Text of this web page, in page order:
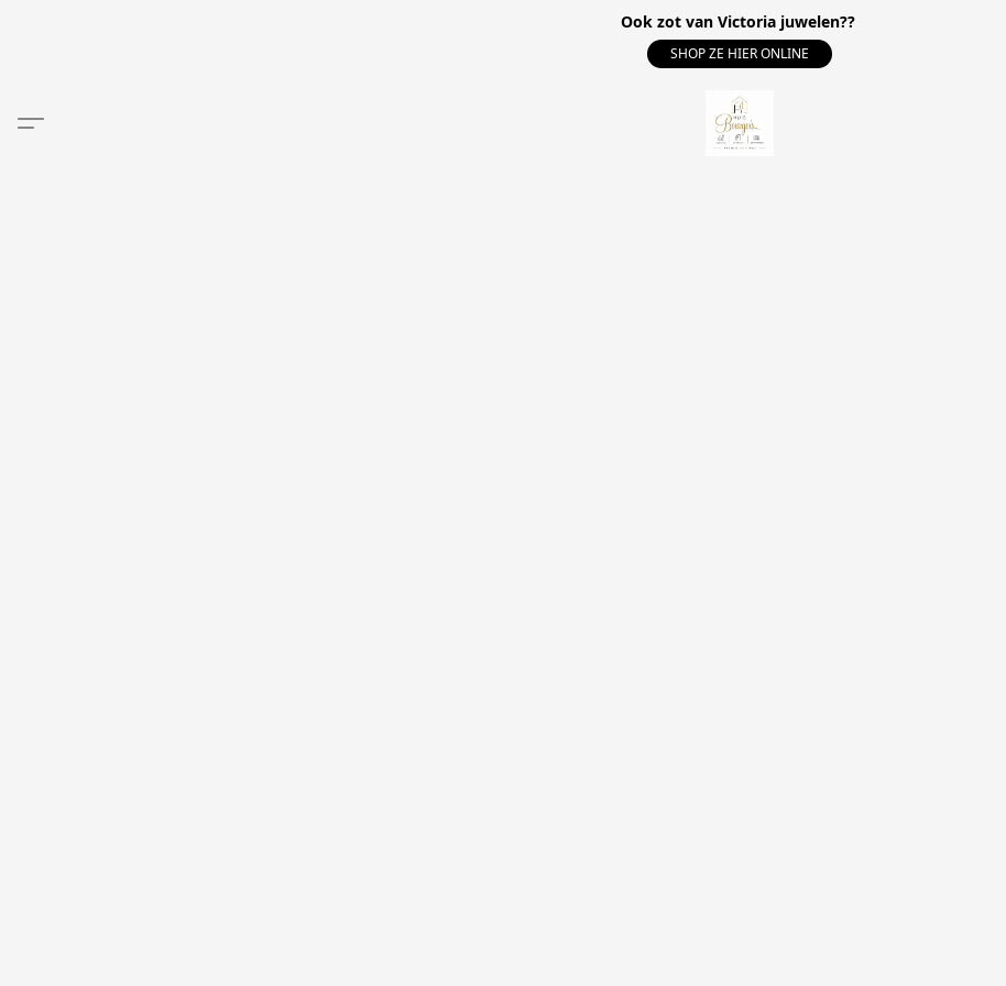
Ook zot van Victoria juwelen??
SHOP ZE HIER ONLINE